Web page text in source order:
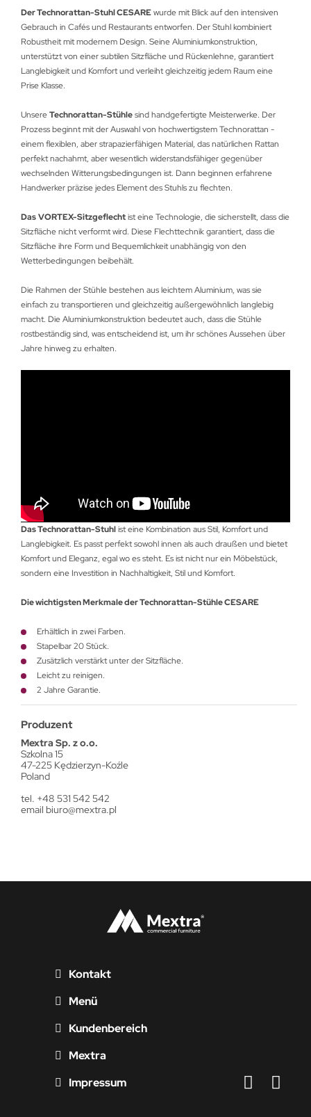
Der Technorattan-Stuhl CESAREwurde mit Blick auf den intensiven
Gebrauch in Cafés und Restaurants entworfen. Der Stuhl kombiniert
Robustheit mit modernem Design. Seine Aluminiumkonstruktion,
unterstützt von einer subtilen Sitzfläche und Rückenlehne, garantiert
Langlebigkeit und Komfort und verleiht gleichzeitig jedem Raum eine
Prise Klasse.
UnsereTechnorattan-Stühlesind handgefertigte Meisterwerke. Der
Prozess beginnt mit der Auswahl von hochwertigstem Technorattan -
einem flexiblen, aber strapazierfähigen Material, das natürlichen Rattan
perfekt nachahmt, aber wesentlich widerstandsfähiger gegenüber
wechselnden Witterungsbedingungen ist. Dann beginnen erfahrene
Handwerker präzise jedes Element des Stuhls zu flechten.
DasVORTEX-Sitzgeflechtist eine Technologie, die sicherstellt, dass die
Sitzfläche nicht verformt wird. Diese Flechttechnik garantiert, dass die
Sitzfläche ihre Form und Bequemlichkeit unabhängig von den
Wetterbedingungen beibehält.
Die Rahmen der Stühle bestehen aus leichtem Aluminium, was sie
einfach zu transportieren und gleichzeitig außergewöhnlich langlebig
macht. Die Aluminiumkonstruktion bedeutet auch, dass die Stühle
rostbeständig sind, was entscheidend ist, um ihr schönes Aussehen über
Jahre hinweg zu erhalten.
Das Technorattan-Stuhlist eine Kombination aus Stil, Komfort und
Langlebigkeit. Es passt perfekt sowohl innen als auch draußen und bietet
Komfort und Eleganz, egal wo es steht. Es ist nicht nur ein Möbelstück,
sondern eine Investition in Nachhaltigkeit, Stil und Komfort.
Die wichtigsten Merkmale der Technorattan-Stühle CESARE
Erhältlich in zwei Farben.
Stapelbar 20 Stück.
Zusätzlich verstärkt unter der Sitzfläche.
Leicht zu reinigen.
2 Jahre Garantie.
Produzent
Mextra Sp. z o.o.
Szkolna 15
47-225 Kędzierzyn-Koźle
Poland
tel. +48 531 542 542
email biuro@mextra.pl
Kontakt
Menü
Kundenbereich
Mextra
Impressum